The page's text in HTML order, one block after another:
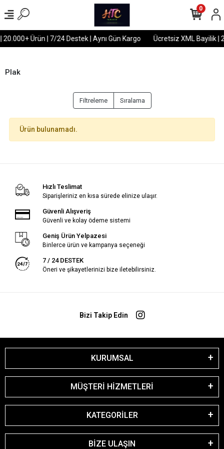
Ürün | 7/24 Destek | Aynı Gün Kargo Ücretsiz XML Bayilik |
0
Plak
Filtreleme Sıralama
Ürün bulunamadı.
Hızlı Teslimat
Siparişleriniz en kısa sürede elinize ulaşır.
Güvenli Alışveriş
Güvenli ve kolay ödeme sistemi
Geniş Ürün Yelpazesi
Binlerce ürün ve kampanya seçeneği
7 / 24 DESTEK
Öneri ve şikayetlerinizi bize iletebilirsiniz.
Bizi Takip Edin
KURUMSAL
MÜŞTERİ HİZMETLERİ
KATEGORİLER
BİZE ULAŞIN